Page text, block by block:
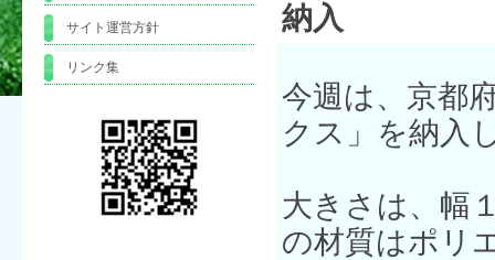
サイト運営方針
リンク集
納入
今週は、京都
クス」を納入
大きさは、幅
の材質はポリ